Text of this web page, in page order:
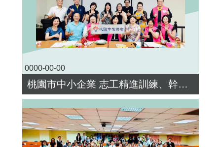
0000-00-00
桃園市中小企業 志工精進訓練、幹部與會務 榮譽指導員與會務